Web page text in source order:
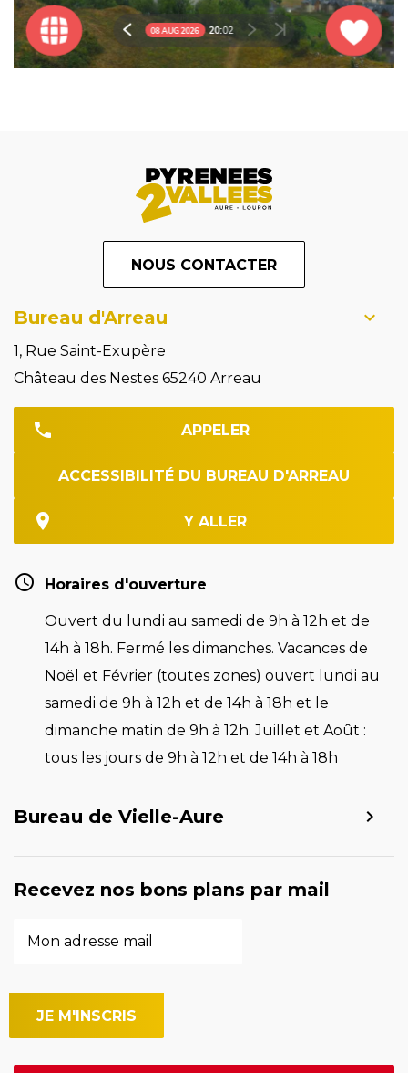
NOUS CONTACTER
Bureau d'Arreau
1, Rue Saint-Exupère
Château des Nestes 65240 Arreau
APPELER
ACCESSIBILITÉ DU BUREAU D'ARREAU
Y ALLER
Horaires d'ouverture
Ouvert du lundi au samedi de 9h à 12h et de
14h à 18h. Fermé les dimanches. Vacances de
Noël et Février (toutes zones) ouvert lundi au
samedi de 9h à 12h et de 14h à 18h et le
dimanche matin de 9h à 12h. Juillet et Août :
tous les jours de 9h à 12h et de 14h à 18h
Bureau de Vielle-Aure
Recevez nos bons plans par mail